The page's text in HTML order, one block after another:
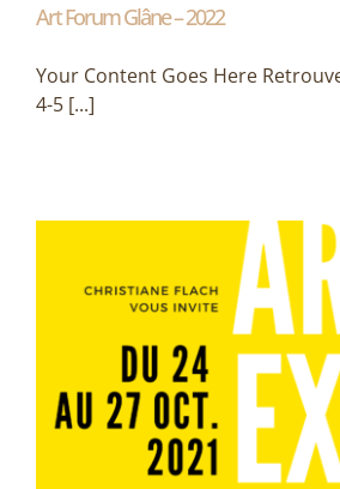
Art Forum Glâne – 2022
Your Content Goes Here
4-5 [...]